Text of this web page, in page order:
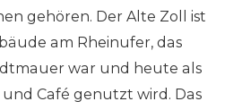
gehören. Der Alte Zoll ist
am Rheinufer, das
war und heute als
Café genutzt wird. Das